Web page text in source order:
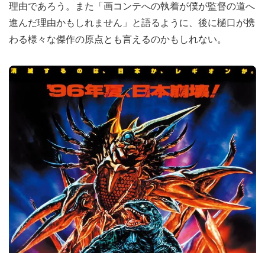
理由であろう。また「画コンテへの執着が僕が監督の道へ
進んだ理由かもしれません」と語るように、後に樋口が携
わる様々な傑作の原点とも言えるのかもしれない。